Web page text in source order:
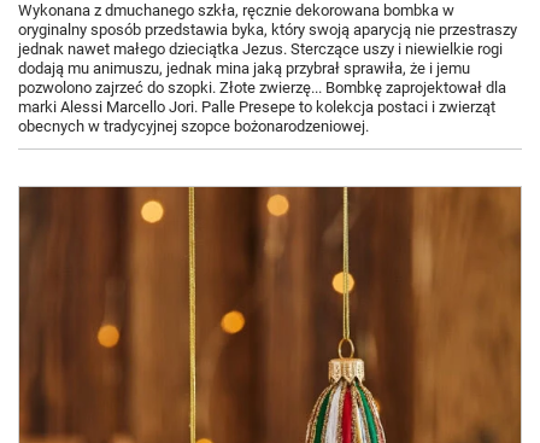
Wykonana z dmuchanego szkła, ręcznie dekorowana bombka w
oryginalny sposób przedstawia byka, który swoją aparycją nie przestraszy
jednak nawet małego dzieciątka Jezus. Sterczące uszy i niewielkie rogi
dodają mu animuszu, jednak mina jaką przybrał sprawiła, że i jemu
pozwolono zajrzeć do szopki. Złote zwierzę... Bombkę zaprojektował dla
marki Alessi Marcello Jori. Palle Presepe to kolekcja postaci i zwierząt
obecnych w tradycyjnej szopce bożonarodzeniowej.